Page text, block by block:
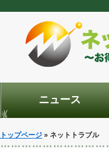
ニュース
トップページ » ネットトラブル